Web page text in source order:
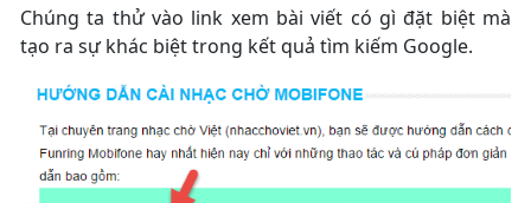
Chúng ta thử vào link xem bài viết có gì đặt biệt mà
tạo ra sự khác biệt trong kết quả tìm kiếm Google.